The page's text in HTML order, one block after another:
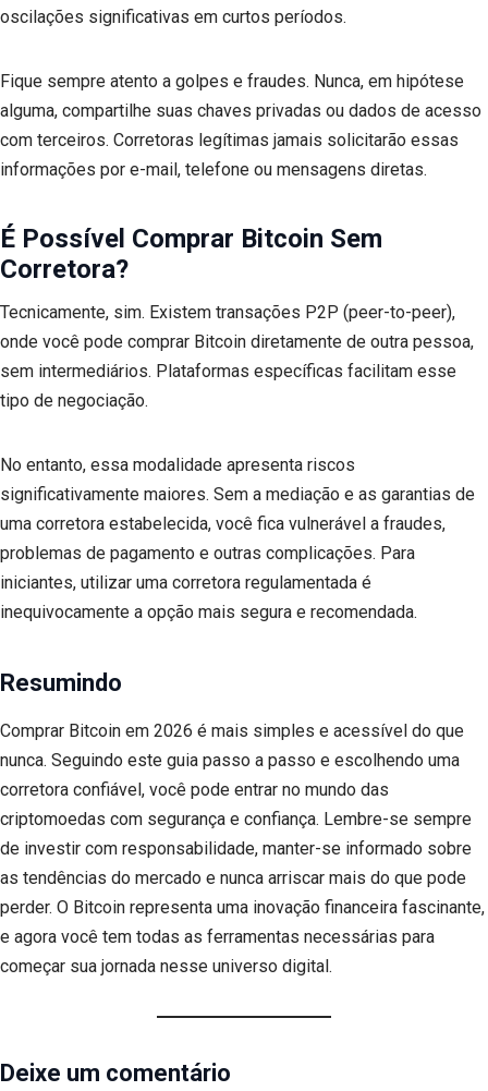
oscilações significativas em curtos períodos.
Fique sempre atento a golpes e fraudes. Nunca, em hipótese
alguma, compartilhe suas chaves privadas ou dados de acesso
com terceiros. Corretoras legítimas jamais solicitarão essas
informações por e-mail, telefone ou mensagens diretas.
É Possível Comprar Bitcoin Sem
Corretora?
Tecnicamente, sim. Existem transações P2P (peer-to-peer),
onde você pode comprar Bitcoin diretamente de outra pessoa,
sem intermediários. Plataformas específicas facilitam esse
tipo de negociação.
No entanto, essa modalidade apresenta riscos
significativamente maiores. Sem a mediação e as garantias de
uma corretora estabelecida, você fica vulnerável a fraudes,
problemas de pagamento e outras complicações. Para
iniciantes, utilizar uma corretora regulamentada é
inequivocamente a opção mais segura e recomendada.
Resumindo
Comprar Bitcoin em 2026 é mais simples e acessível do que
nunca. Seguindo este guia passo a passo e escolhendo uma
corretora confiável, você pode entrar no mundo das
criptomoedas com segurança e confiança. Lembre-se sempre
de investir com responsabilidade, manter-se informado sobre
as tendências do mercado e nunca arriscar mais do que pode
perder. O Bitcoin representa uma inovação financeira fascinante,
e agora você tem todas as ferramentas necessárias para
começar sua jornada nesse universo digital.
Deixe um comentário